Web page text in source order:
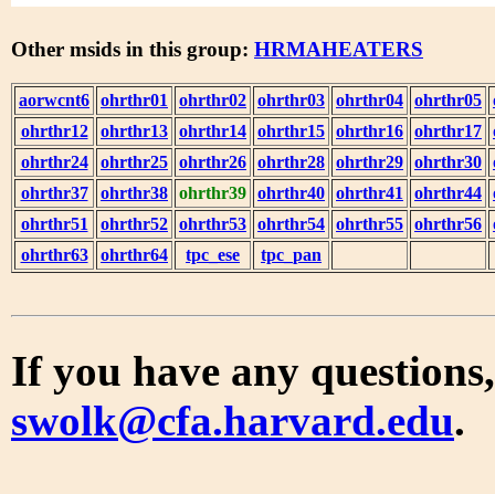
Other msids in this group: HRMAHEATERS
aorwcnt6 ohrthr01 ohrthr02 ohrthr03 ohrthr04 ohrthr05
ohrthr12
ohrthr13 ohrthr14 ohrthr15 ohrthr16 ohrthr17
ohrthr24
ohrthr25 ohrthr26 ohrthr28 ohrthr29 ohrthr30
ohrthr37
ohrthr38 ohrthr39 ohrthr40 ohrthr41 ohrthr44
ohrthr51
ohrthr52 ohrthr53 ohrthr54 ohrthr55 ohrthr56
ohrthr63
ohrthr64 tpc_ese tpc_pan
If you have any
swolk@cfa.harvard.edu.